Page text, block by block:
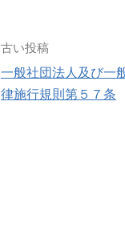
投
稿
古い投稿
一般社団法人及び一
律施行規則第５７条